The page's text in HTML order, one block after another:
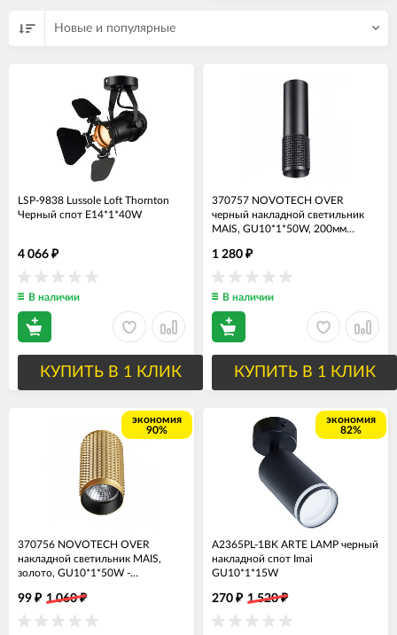
Новые и популярные
LSP-9838 Lussole Loft Thornton
Черный спот E14*1*40W
4 066 ₽
В наличии
КУПИТЬ В 1 КЛИК
370757 NOVOTECH OVER
черный накладной светильник
MAIS, GU10*1*50W, 200мм
1 280 ₽
В наличии
КУПИТЬ В 1 КЛИК
экономия
90%
370756 NOVOTECH OVER
накладной светильник MAIS,
золото, GU10*1*50W -
99 ₽ 1 060₽
экономия
82%
A2365PL-1BK ARTE LAMP черный
накладной спот Imai
GU10*1*15W
270 ₽ 1 520₽